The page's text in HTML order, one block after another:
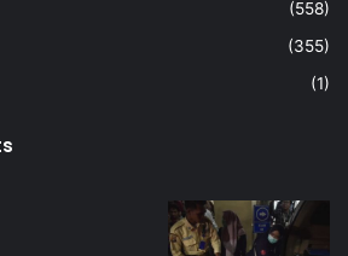
(558)
(355)
(1)